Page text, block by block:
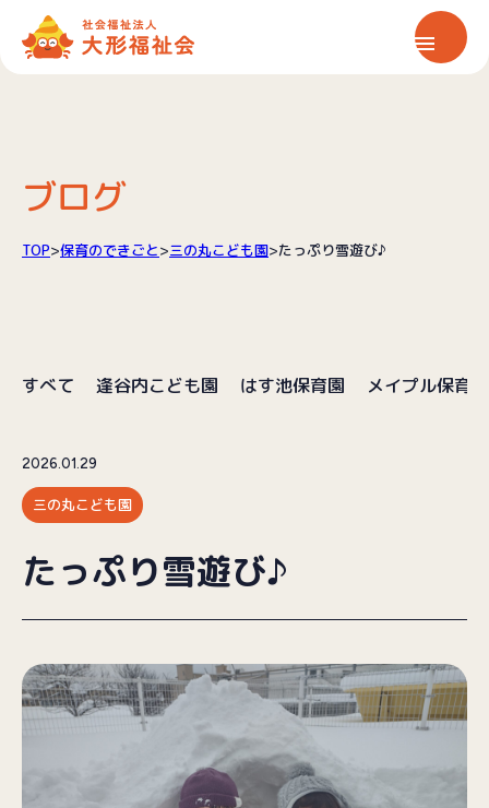
大形福祉会について
保育サービス
情報公開
お知らせ
お問い合わせ
プライバシーポリシー
ブログ
TOP>保育のできごと>三の丸こども園>たっぷり雪遊び♪
すべて 逢谷内こども園 はす池保育園 メイプル保育園
2026.01.29
三の丸こども園
たっぷり雪遊び♪